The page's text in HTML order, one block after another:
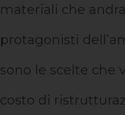
materiali che
protagonisti
sono le scelte che
costo di